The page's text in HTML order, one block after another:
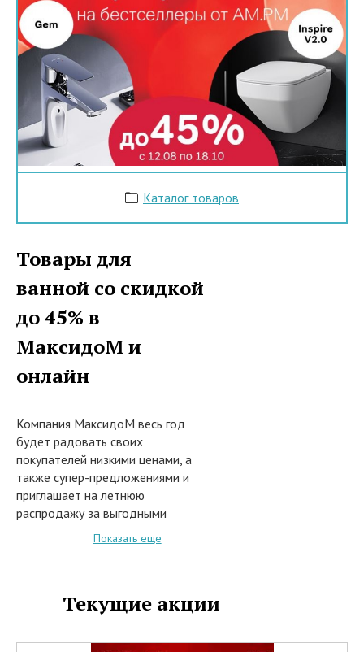
Каталог товаров
Товары для
ванной со скидкой
до 45% в
МаксидоМ и
онлайн
Компания МаксидоМ весь год
будет радовать своих
покупателей низкими ценами, а
также супер-предложениями и
приглашает на летнюю
распродажу за выгодными
покупками головокружительными
магазинов МаксидоМ, или заказе
магазина www.maxidom.ru
Показать еще
Текущие акции